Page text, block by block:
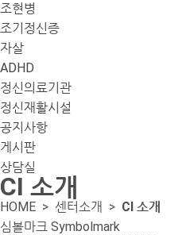
조현병
조기정신증
자살
ADHD
정신의료기관
정신재활시설
공지사항
게시판
상담실
CI 소개
HOME > 센터소개 > CI 소개
심볼마크 Symbolmark